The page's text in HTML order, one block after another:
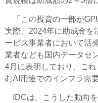
「この投資の一部が
実際、2024年に助成金を
ービス事業者において活
業者なども国内データセ
4月に表明しており、こ
むAI用途でのインフラ需
IDCは、こうした動向